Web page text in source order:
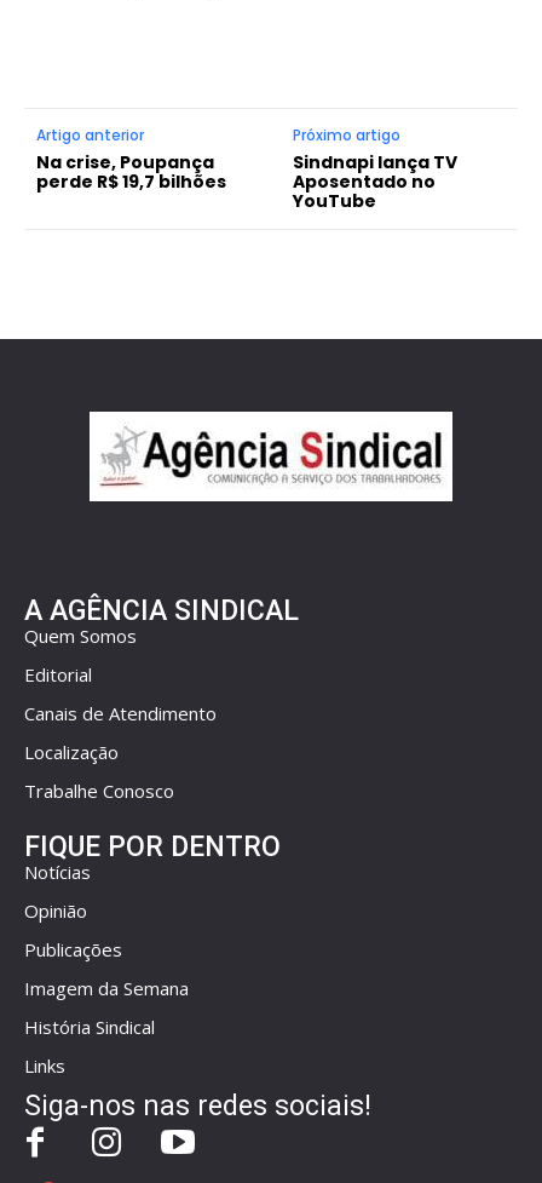
Artigo anterior
Na crise, Poupança
perde R$ 19,7 bilhões
Próximo artigo
Sindnapi lança TV
Aposentado no
YouTube
A AGÊNCIA SINDICAL
Quem Somos
Editorial
Canais de Atendimento
Localização
Trabalhe Conosco
FIQUE POR DENTRO
Notícias
Opinião
Publicações
Imagem da Semana
História Sindical
Links
Siga-nos nas redes sociais!